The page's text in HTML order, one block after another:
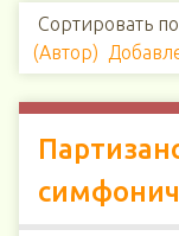
Сортировать
(Автор)